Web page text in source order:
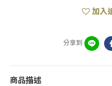
加入
分享到
商品描述